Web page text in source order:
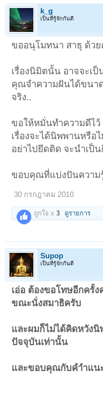
k_g
เป็นที่รู้จักกันดี
ขออนุโมทนา สาธุ ด้วย
เรื่องนิมิตนั้น อาจจะเป็
คุณจำความฝันได้ขนา
จริง..
ขอให้หมั่นทำความดีไว้
เรื่องจะได้นิพพานหรือ
อย่าไปยึดติด จะนำเป็น
ขอบคุณที่แบ่งปันความ
30 กรกฎาคม 2010
ถูกใจ x3 ดูรายการ
Supop
เป็นที่รู้จักกันดี
เอ่อ ต้องขอโทษอีกครั้
ขณะนั่งสมาธิครับ
และผมก็ไม่ได้คิดหวัง
ปัจจุบันเท่านั้น
และขอบคุณกับคำำแน